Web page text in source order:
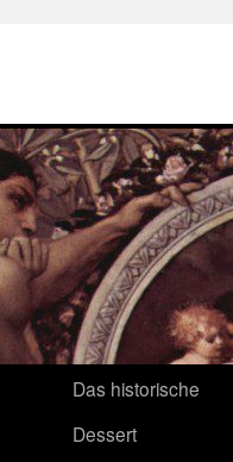
Das historische
Dessert